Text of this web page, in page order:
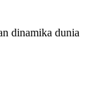
dinamika dunia